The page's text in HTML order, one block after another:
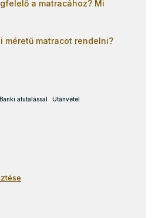
a matracához? Mi
méretű matracot rendelni?
Banki átutalással Utánvétel